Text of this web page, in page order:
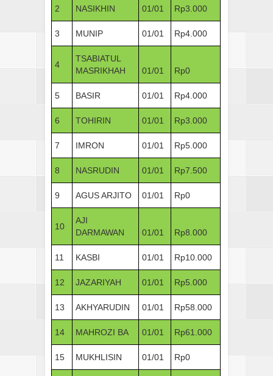
2 NASIKHIN 01/01 Rp3.000
3 MUNIP 01/01 Rp4.000
4
TSABIATUL
MASRIKHAH
01/01 Rp0
5 BASIR 01/01 Rp4.000
6 TOHIRIN 01/01 Rp3.000
7 IMRON 01/01 Rp5.000
8 NASRUDIN 01/01 Rp7.500
9 AGUS ARJITO 01/01 Rp0
10
AJI
DARMAWAN
01/01 Rp8.000
11 KASBI 01/01 Rp10.000
12 JAZARIYAH 01/01 Rp5.000
13 AKHYARUDIN 01/01 Rp58.000
14 MAHROZI BA 01/01 Rp61.000
15 MUKHLISIN 01/01 Rp0